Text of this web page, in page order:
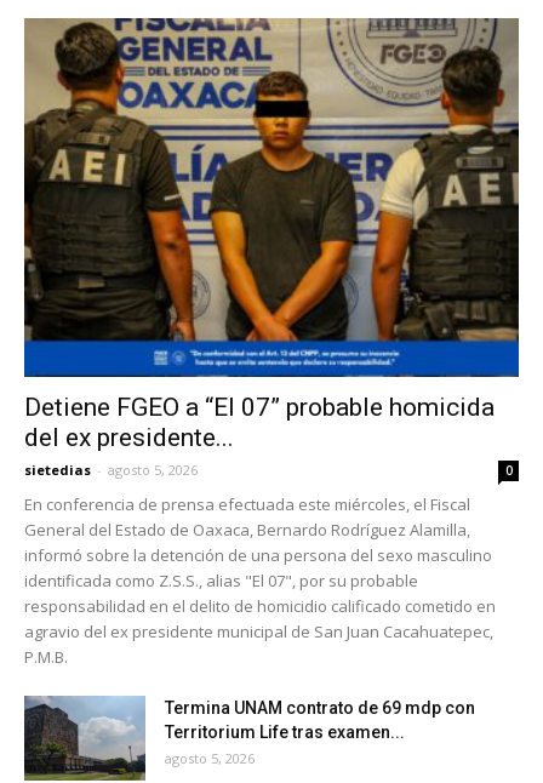
Detiene FGEO a “El 07” probable homicida
del ex presidente...
sietedias - agosto 5, 2026 0
En conferencia de prensa efectuada este miércoles, el Fiscal
General del Estado de Oaxaca, Bernardo Rodríguez Alamilla,
informó sobre la detención de una persona del sexo masculino
identificada como Z.S.S., alias "El 07", por su probable
responsabilidad en el delito de homicidio calificado cometido en
agravio del ex presidente municipal de San Juan Cacahuatepec,
P.M.B.
Termina UNAM contrato de 69 mdp con
Territorium Life tras examen...
agosto 5, 2026